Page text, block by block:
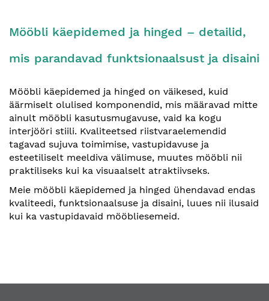
Mööbli käepidemed ja hinged – detailid,
mis parandavad funktsionaalsust ja disaini
Mööbli käepidemed ja hinged on väikesed, kuid
äärmiselt olulised komponendid, mis määravad mitte
ainult mööbli kasutusmugavuse, vaid ka kogu
interjööri stiili. Kvaliteetsed riistvaraelemendid
tagavad sujuva toimimise, vastupidavuse ja
esteetiliselt meeldiva välimuse, muutes mööbli nii
praktiliseks kui ka visuaalselt atraktiivseks.
Meie mööbli käepidemed ja hinged ühendavad endas
kvaliteedi, funktsionaalsuse ja disaini, luues nii ilusaid
kui ka vastupidavaid mööbliesemeid.